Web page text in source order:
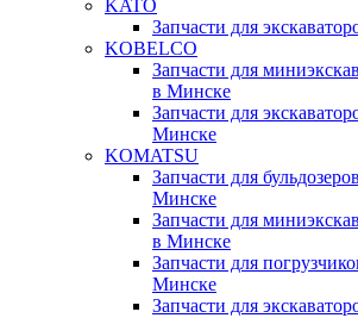
KATO
Запчасти для
KOBELCO
Запчасти для
в Минске
Запчасти для
Минске
KOMATSU
Запчасти для
Минске
Запчасти для
в Минске
Запчасти для
Минске
Запчасти для